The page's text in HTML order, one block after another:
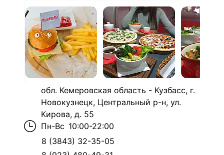
обл. Кемеровская область - Кузбасс, г.
Новокузнецк, Центральный р-н, ул.
Кирова, д. 55
Пн-Вс 10:00-22:00
8 (3843) 32-35-05